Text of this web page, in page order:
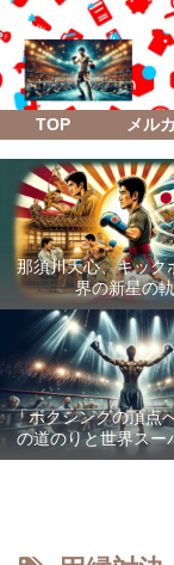
TOP メル
那須川天心、キック
界の新星の
「ボクシングの頂点
の道のりと世界スー
ム級統一戦の